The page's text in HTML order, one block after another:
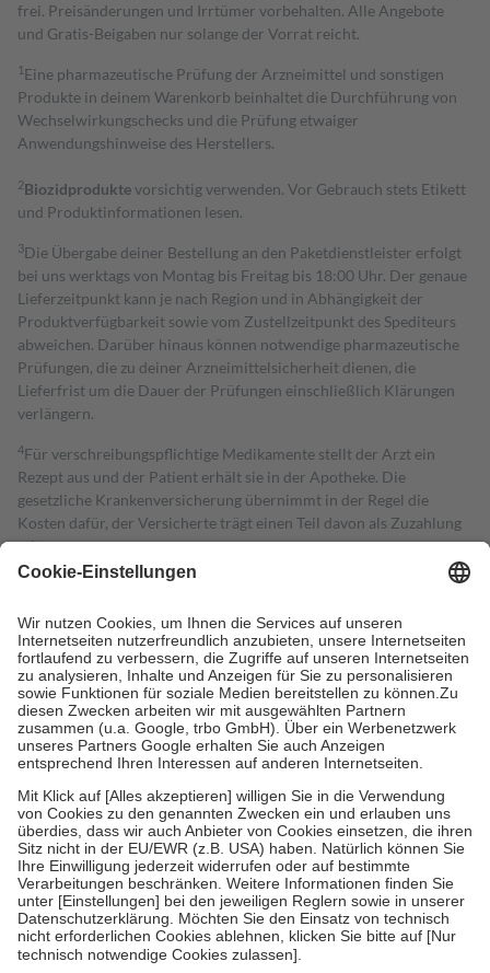
frei. Preisänderungen und Irrtümer vorbehalten. Alle Angebote
und Gratis-Beigaben nur solange der Vorrat reicht.
1 Eine pharmazeutische Prüfung der Arzneimittel und sonstigen
Produkte in deinem Warenkorb beinhaltet die Durchführung von
Wechselwirkungschecks und die Prüfung etwaiger
Anwendungshinweise des Herstellers.
2Biozidproduktevorsichtig verwenden. Vor Gebrauch stets Etikett
und Produktinformationen lesen.
3Die Übergabe deiner Bestellung an den Paketdienstleister erfolgt
bei uns werktags von Montag bis Freitag bis 18:00 Uhr. Der genaue
Lieferzeitpunkt kann je nach Region und in Abhängigkeit der
Produktverfügbarkeit sowie vom Zustellzeitpunkt des Spediteurs
abweichen. Darüber hinaus können notwendige pharmazeutische
Prüfungen, die zu deiner Arzneimittelsicherheit dienen, die
Lieferfrist um die Dauer der Prüfungen einschließlich Klärungen
verlängern.
4Für verschreibungspflichtige Medikamente stellt der Arzt ein
Rezept aus und der Patient erhält sie in der Apotheke. Die
gesetzliche Krankenversicherung übernimmt in der Regel die
Kosten dafür, der Versicherte trägt einen Teil davon als Zuzahlung
mit.
Grundsätzlich leisten Mitglieder Zuzahlungen in Höhe von zehn
höchstens zehn Euro.
Es sind jedoch nie mehr als die tatsächlichen
Kosten der Leistung zu entrichten.
Diese Regeln gelten grundsätzlich auch für Online-Apotheken.
Bei Heilmitteln und häuslicher Krankenpflege beträgt die
Zuzahlung zehn Prozent der Kosten sowie zehn Euro je
Verordnung.
Um das Engagement der Versicherten für ihre eigene Gesundheit zu
stärken und die besondere Stellung der Familie zu unterstützen,
fallenkeine Zuzahlungenan bei:
• Kindern und Jugendlichen bis zum vollendeten 18. Lebensjahr
mit Ausnahme der Fahrkosten
• Untersuchungen zur Vorsorge und Früherkennung, die von der
GKV getragen werden
• empfohlenen Schutzimpfungen
• Harn- und Blutteststreifen